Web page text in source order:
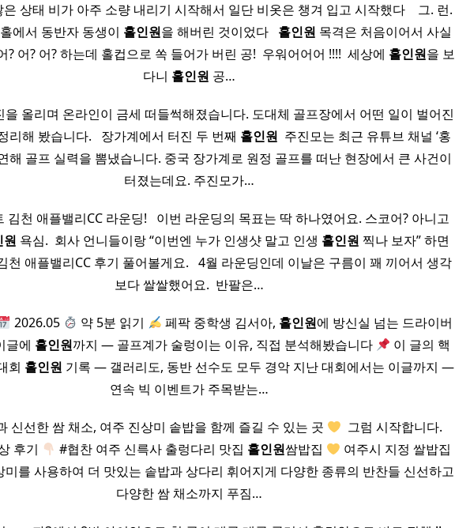
상태 비가 아주 소량 내리기 시작해서 일단 비옷은 챙겨 입고 시작했다 ​ ​ ​ 그. 런.
에서 동반자 동생이 홀인원을 해버린 것이었다 ​ ​ 홀인원 목격은 처음이어서 사실
? 어? 어? 하는데 홀컵으로 쏙 들어가 버린 공! ​ 우워어어어 !!!! ​ 세상에 홀인원을 보
다니 홀인원 공…
을 올리며 온라인이 금세 떠들썩해졌습니다. 도대체 골프장에서 어떤 일이 벌어진
리해 봤습니다. ​ ​ 장가계에서 터진 두 번째 홀인원 ​ 주진모는 최근 유튜브 채널 ‘홍
해 골프 실력을 뽐냈습니다. 중국 장가계로 원정 골프를 떠난 현장에서 큰 사건이
터졌는데요. 주진모가…
김천 애플밸리CC 라운딩! ​ ​ 이번 라운딩의 목표는 딱 하나였어요. 스코어? 아니고
원 욕심. ​ 회사 언니들이랑 “이번엔 누가 인생샷 말고 인생 홀인원 찍나 보자” 하면
천 애플밸리CC 후기 풀어볼게요. ​ ​ 4월 라운딩인데 이날은 구름이 꽤 끼어서 생각
보다 쌀쌀했어요. ​ 반팔은…
2026.05 약 5분 읽기 페팍 중학생 김서아, 홀인원에 방신실 넘는 드라이버
글에 홀인원까지 — 골프계가 술렁이는 이유, 직접 분석해봤습니다
이 글의 핵
회 홀인원 기록 — 갤러리도, 동반 선수도 모두 경악 지난 대회에서는 이글까지 —
연속 빅 이벤트가 주목받는…
신선한 쌈 채소, 여주 진상미 솥밥을 함께 즐길 수 있는 곳
​ 그럼 시작합니다. ​ ​
후기
#협찬 여주 신륵사 출렁다리 맛집 홀인원쌈밥집
여주시 지정 쌀밥집
미를 사용하여 더 맛있는 솥밥과 상다리 휘어지게 다양한 종류의 반찬들 신선하고
다양한 쌈 채소까지 푸짐…